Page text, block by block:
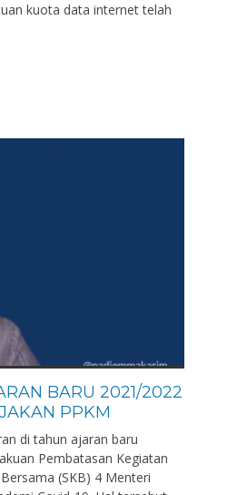
kuota data internet telah
BARU 2021/2022
PPKM
di tahun ajaran baru
Pembatasan Kegiatan
(SKB) 4 Menteri